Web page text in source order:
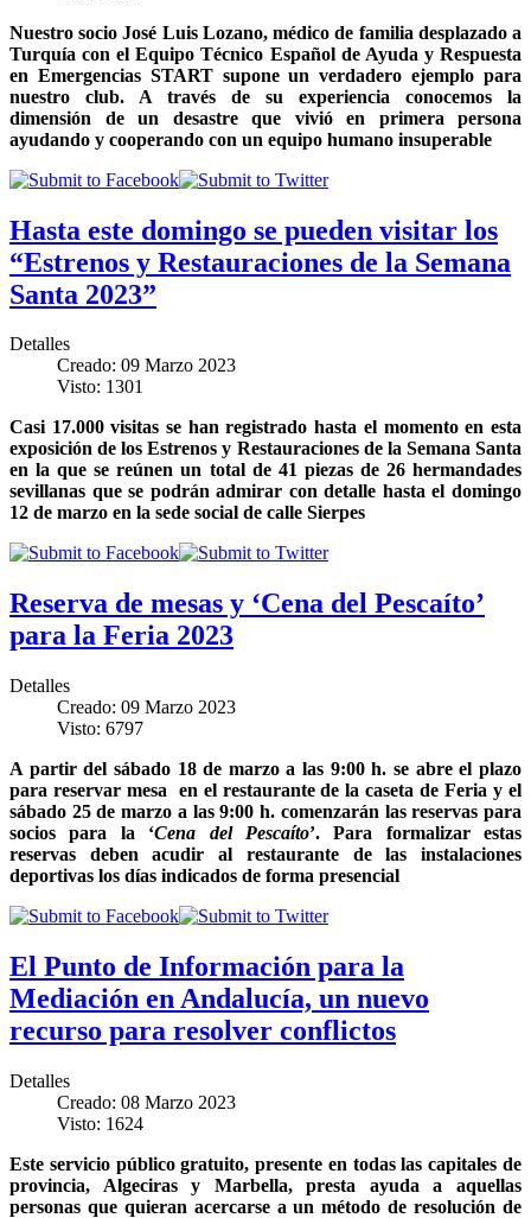
Nuestro socio José Luis Lozano, médico de familia desplazado a
Turquía con elEquipo Técnico Español de Ayuda y Respuesta
en Emergencias STARTsupone un verdadero ejemplo para
nuestro club. A través de su experiencia conocemos la
dimensión de un desastre que vivió en primera persona
ayudando y cooperando con un equipo humano insuperable
Hasta este domingo se pueden visitar los
“Estrenos y Restauraciones de la Semana
Santa 2023”
Detalles
Creado: 09 Marzo 2023
Visto: 1301
Casi 17.000 visitas se han registrado hasta el momento en esta
exposición de los Estrenos y Restauraciones de la Semana Santa
en la que se reúnen un total de 41 piezas de 26 hermandades
sevillanas que se podrán admirar con detalle hasta el domingo
12 de marzo en la sede social de calle Sierpes
Reserva de mesas y ‘Cena del Pescaíto’
para la Feria 2023
Detalles
Creado: 09 Marzo 2023
Visto: 6797
A partir del sábado 18 de marzo a las 9:00 h. se abre el plazo
para reservar mesa en el restaurante de la caseta de Feria y el
sábado 25 de marzo a las 9:00 h. comenzarán las reservas para
socios para la ‘Cena del Pescaíto’. Para formalizar estas
reservas deben acudir al restaurante de las instalaciones
deportivas los días indicados de forma presencial
El Punto de Información para la
Mediación en Andalucía, un nuevo
recurso para resolver conflictos
Detalles
Creado: 08 Marzo 2023
Visto: 1624
Este servicio público gratuito, presente en todas las capitales de
provincia, Algeciras y Marbella, presta ayuda a aquellas
personas que quieran acercarse a un método de resolución de